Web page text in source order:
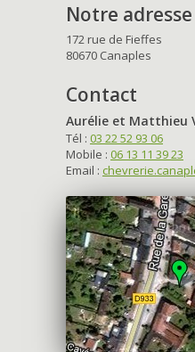
Notre adresse
172 rue de Fieffes
80670 Canaples
Contact
Aurélie et Matthieu
Tél : 03 22 52 93 06
Mobile : 06 13 11 39 23
Email :